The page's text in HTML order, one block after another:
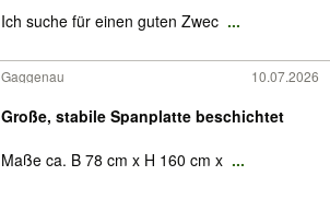
Ich suche für einen guten Zwec ...
Gaggenau 10.07.2026
Große, stabile Spanplatte beschichtet
Maße ca. B 78 cm x H 160 cm x ...